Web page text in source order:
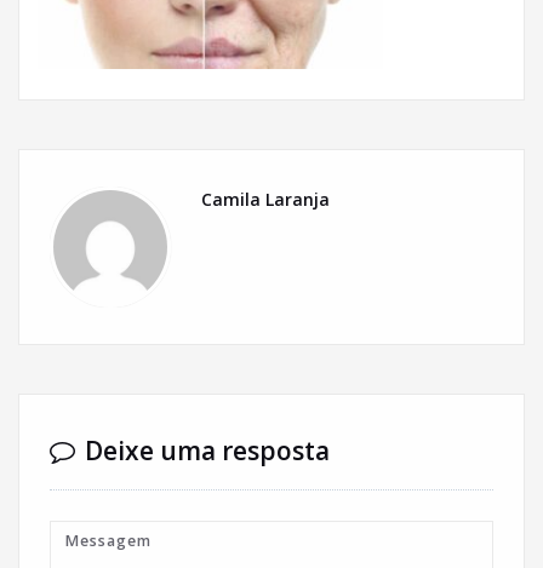
Camila Laranja
Deixe uma resposta